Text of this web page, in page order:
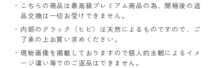
こちらの商品は最高級プレミアム商品の為、開梱後の返
品交換は一切お受けできません。
内部のクラック（ヒビ）は天然によるものですので、ご
了承の上お買い求めください。
現物画像を掲載しておりますので個人的主観によるイメ
ージ違い等でのご返品はできません。